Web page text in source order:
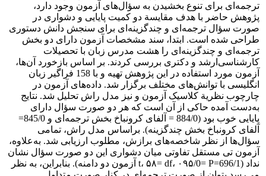
ترجمه‌ای برای تنوع بخشیدن به سؤال‌های آزمون وجود دارد،
پژوهش حاضر با هدف مقایسة دو کمیت پایایی و دشواری در
صورت سؤال ترجمه‌ای و چندگزینه‌ای برای سنجش دانش دستوری
طراحی شده است. ابتدا، سند مشخصات آزمون دارای دو بخش
ترجمه‌ای و چندگزینه‌ای را هشت مدرس زبان با تحصیلات
کارشناسی‌ارشد و دکتری بررسی کردند. بر اساس بازخورد آن‌ها،
آزمون مورد استفاده در این پژوهش تهیه و با 158 فراگیر زبان
انگلیسی با توانش‌های مختلف برگزار شد. داده‌های آزمون در
چارچوب نظریة کلاسیک آزمون و نیز مدل راش تحلیل شد. نتایج
به‌دست آمده حاکی از آن است که هر دو صورت سؤال دارای
پایایی خوب بود (884/0 = آلفای کرونباخ بخش ترجمه‌ای و 845/0=
آلفای کرونباخ بخش چندگزینه). براساس مدل راش، تمامی
سؤال‌ها از نظر شاخصه‌های برازش، مطلوب ارزیابی شد. به‌علاوه،
آزمون تی مستقل تفاوتی میان دشواری این دو صورت سؤال نشان
نداد (696/1=t، ۵۸= df، ۰۹۵/0= P آزمون دو دامنه). بنابراین، به نظر